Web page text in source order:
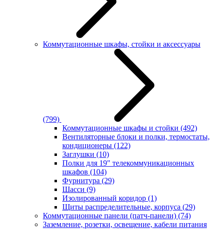
Коммутационные шкафы, стойки и аксессуары
(799)
Коммутационные шкафы и стойки (492)
Вентиляторные блоки и полки, термостаты,
кондиционеры (122)
Заглушки (10)
Полки для 19" телекоммуникационных
шкафов (104)
Фурнитура (29)
Шасси (9)
Изолированный коридор (1)
Щиты распределительные, корпуса (29)
Коммутационные панели (патч-панели) (74)
Заземление, розетки, освещение, кабели питания